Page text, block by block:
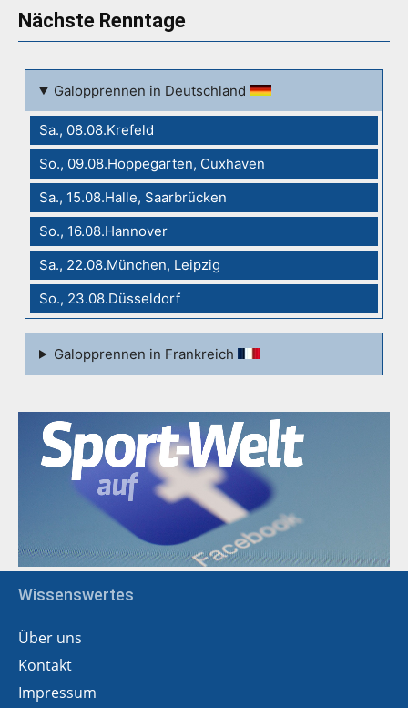
Nächste Renntage
Galopprennen in Deutschland
Sa., 08.08.Krefeld
So., 09.08.Hoppegarten, Cuxhaven
Sa., 15.08.Halle, Saarbrücken
So., 16.08.Hannover
Sa., 22.08.München, Leipzig
So., 23.08.Düsseldorf
Galopprennen in Frankreich
Wissenswertes
Über uns
Kontakt
Impressum